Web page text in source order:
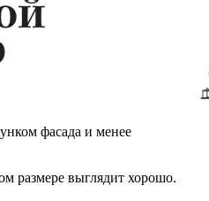
фасада и менее
размере выглядит хорошо.